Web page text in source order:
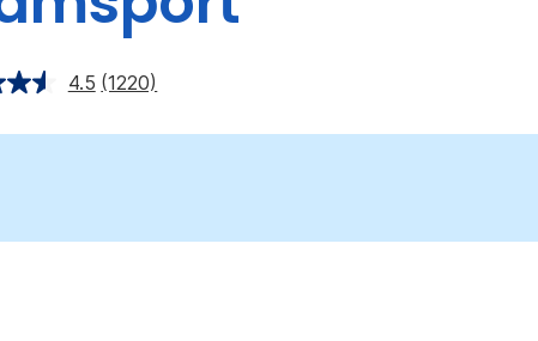
4.5 (1220)